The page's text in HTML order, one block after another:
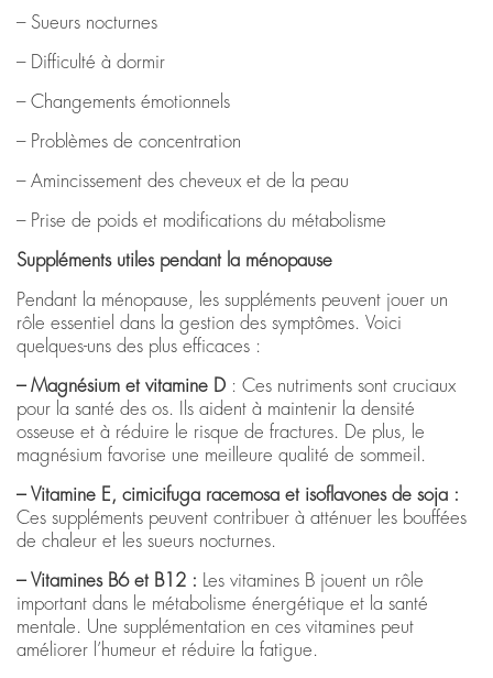
– Sueurs nocturnes
– Difficulté à dormir
– Changements émotionnels
– Problèmes de concentration
– Amincissement des cheveux et de la peau
– Prise de poids et modifications du métabolisme
Suppléments utiles pendant la ménopause
Pendant la ménopause, les suppléments peuvent jouer un
rôle essentiel dans la gestion des symptômes. Voici
quelques-uns des plus efficaces :
– Magnésium et vitamine D : Ces nutriments sont cruciaux
pour la santé des os. Ils aident à maintenir la densité
osseuse et à réduire le risque de fractures. De plus, le
magnésium favorise une meilleure qualité de sommeil.
– Vitamine E, cimicifuga racemosa et isoflavones de soja :
Ces suppléments peuvent contribuer à atténuer les bouffées
de chaleur et les sueurs nocturnes.
– Vitamines B6 et B12 : Les vitamines B jouent un rôle
important dans le métabolisme énergétique et la santé
mentale. Une supplémentation en ces vitamines peut
améliorer l’humeur et réduire la fatigue.